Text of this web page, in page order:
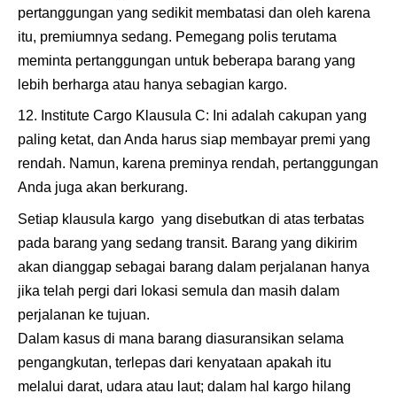
pertanggungan yang sedikit membatasi dan oleh karena
itu, premiumnya sedang. Pemegang polis terutama
meminta pertanggungan untuk beberapa barang yang
lebih berharga atau hanya sebagian kargo.
Institute Cargo Klausula C: Ini adalah cakupan yang
paling ketat, dan Anda harus siap membayar premi yang
rendah. Namun, karena preminya rendah, pertanggungan
Anda juga akan berkurang.
Setiap klausula kargo yang disebutkan di atas terbatas
pada barang yang sedang transit. Barang yang dikirim
akan dianggap sebagai barang dalam perjalanan hanya
jika telah pergi dari lokasi semula dan masih dalam
perjalanan ke tujuan.
Dalam kasus di mana barang diasuransikan selama
pengangkutan, terlepas dari kenyataan apakah itu
melalui darat, udara atau laut; dalam hal kargo hilang